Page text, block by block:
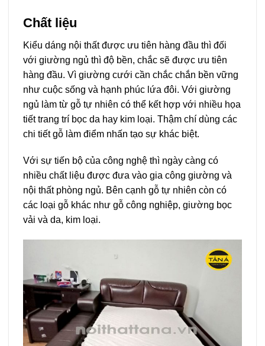
Chất liệu
Kiểu dáng nội thất được ưu tiên hàng đầu thì đối
với giường ngủ thì độ bền, chắc sẽ được ưu tiên
hàng đầu. Vì giường cưới cần chắc chắn bền vững
như cuộc sống và hạnh phúc lứa đôi. Với giường
ngủ làm từ gỗ tự nhiên có thể kết hợp với nhiều họa
tiết trang trí bọc da hay kim loại. Thậm chí dùng các
chi tiết gỗ làm điểm nhấn tạo sự khác biệt.
Với sự tiến bộ của công nghệ thì ngày càng có
nhiều chất liệu được đưa vào gia công giường và
nội thất phòng ngủ. Bên cạnh gỗ tự nhiên còn có
các loại gỗ khác như gỗ công nghiệp, giường bọc
vải và da, kim loại.